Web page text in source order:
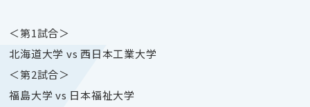
＜第1試合＞
北海道大学 vs 西日本工業大学
＜第2試合＞
福島大学 vs 日本福祉大学